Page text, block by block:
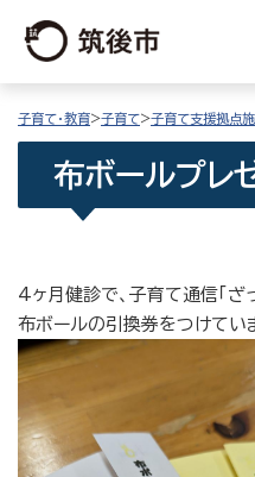
子育て・教育>子育て>子育て支援拠点施
布ボールプレ
4ヶ月健診で、子育て通信「ざ
布ボールの引換券をつけてい